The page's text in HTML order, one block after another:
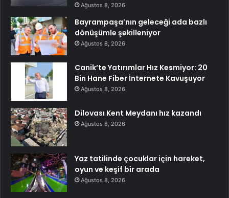
Ağustos 8, 2026
Bayrampaşa’nın geleceği ada bazlı
dönüşümle şekilleniyor
Ağustos 8, 2026
Canik’te Yatırımlar Hız Kesmiyor: 20
Bin Hane Fiber İnternete Kavuşuyor
Ağustos 8, 2026
Dilovası Kent Meydanı hız kazandı
Ağustos 8, 2026
Yaz tatilinde çocuklar için hareket,
oyun ve keşif bir arada
Ağustos 8, 2026